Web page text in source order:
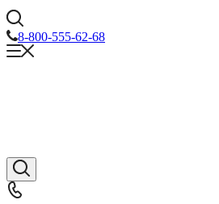
8-800-555-62-68